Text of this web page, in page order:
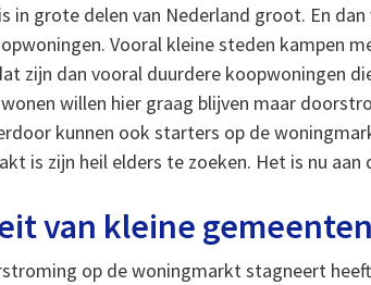
in grote delen van Nederland groot. En
Vooral kleine steden kampen
zijn dan vooral duurdere koopwoningen
willen hier graag blijven maar
kunnen ook starters op de
is zijn heil elders te zoeken. Het is nu
van kleine
op de woningmarkt stagneert